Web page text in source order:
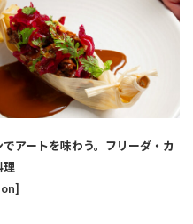
アートを味わう。フリーダ・カ
理